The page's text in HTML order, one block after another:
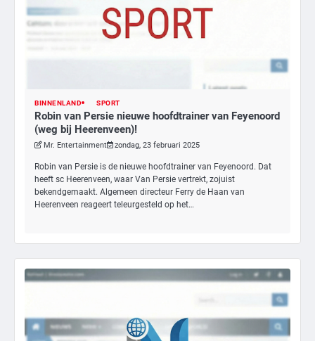
BINNENLAND SPORT
Robin van Persie nieuwe hoofdtrainer van Feyenoord
(weg bij Heerenveen)!
Mr. Entertainment zondag, 23 februari 2025
Robin van Persie is de nieuwe hoofdtrainer van Feyenoord. Dat
heeft sc Heerenveen, waar Van Persie vertrekt, zojuist
bekendgemaakt. Algemeen directeur Ferry de Haan van
Heerenveen reageert teleurgesteld op het…